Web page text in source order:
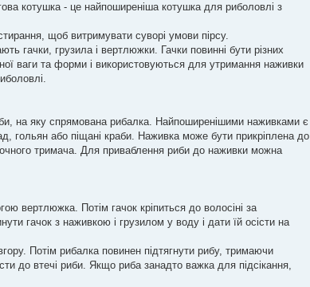
котушка - це найпоширеніша котушка для риболовлі з
щоб витримувати суворі умови пірсу.
гачки, грузила і вертлюжки. Гачки повинні бути різних
ваги та форми і використовуються для утримання наживки
на яку спрямована рибалка. Найпоширенішими наживками є
гольян або піщані краби. Наживка може бути прикріплена до
тримача. Для приваблення риби до наживки можна
вертлюжка. Потім гачок кріпиться до волосіні за
гачок з наживкою і грузилом у воду і дати їй осісти на
Потім рибалка повинен підтягнути рибу, тримаючи
до втечі риби. Якщо риба занадто важка для підсікання,